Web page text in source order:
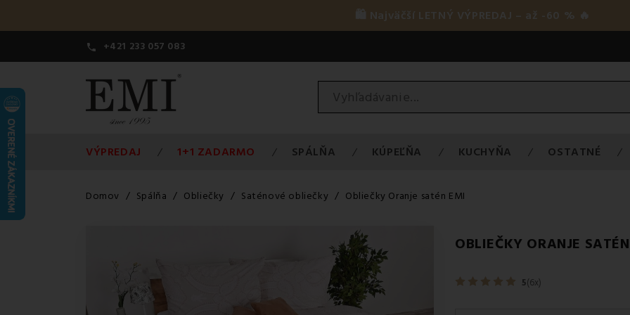
🛍️ Najväčší LETNÝ VÝPREDAJ – až -60 % 🔥
 +421 233 057 083
VÝPREDAJ 1+1 ZADARMO SPÁLŇA KÚPEĽŇA KUCHYŇA OSTATNÉ
Domov Spálňa Obliečky Saténové obliečky Obliečky Oranje satén EMI
OBLIEČKY ORANJE
5(6x)